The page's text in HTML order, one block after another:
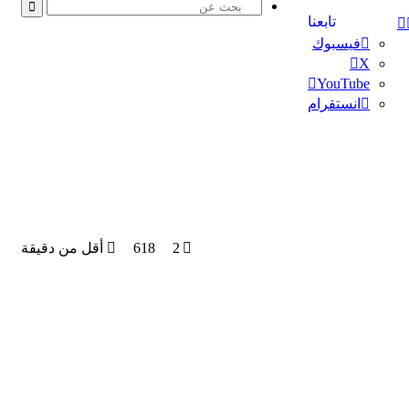
بحث
تابعنا
فيسبوك
‫X
‫YouTube
انستقرام
إضافة
عمود
2 أقل من دقيقة